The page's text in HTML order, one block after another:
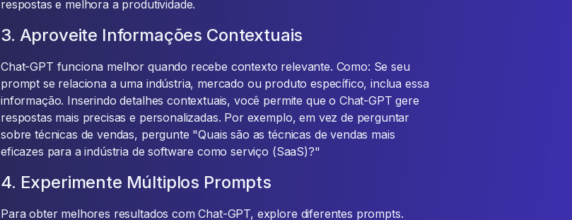
respostas e melhora a produtividade.
3. Aproveite Informações Contextuais
Chat-GPT funciona melhor quando recebe contexto relevante. Como: Se seu
prompt se relaciona a uma indústria, mercado ou produto específico, inclua essa
informação. Inserindo detalhes contextuais, você permite que o Chat-GPT gere
respostas mais precisas e personalizadas. Por exemplo, em vez de perguntar
sobre técnicas de vendas, pergunte "Quais são as técnicas de vendas mais
eficazes para a indústria de software como serviço (SaaS)?"
4. Experimente Múltiplos Prompts
Para obter melhores resultados com Chat-GPT, explore diferentes prompts.